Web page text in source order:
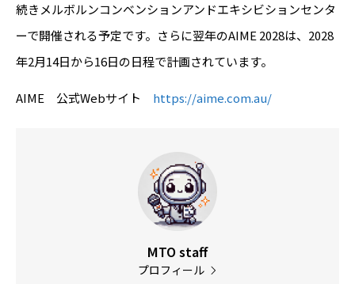
続きメルボルンコンベンションアンドエキシビションセンタ
ーで開催される予定です。さらに翌年のAIME 2028は、2028
年2月14日から16日の日程で計画されています。
AIME 公式Webサイト https://aime.com.au/
MTO staff
プロフィール